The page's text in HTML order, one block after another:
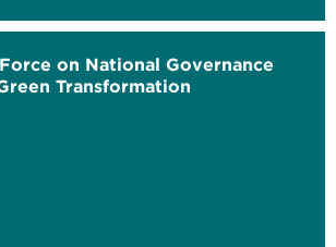
Force on National Governance
Transformation